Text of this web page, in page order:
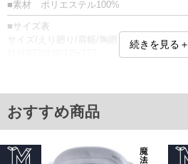
■素材 ポリエステル100%
■サイズ表
サイズ/えり廻り/肩幅/胸廻り/胴廻り/腰廻り
4L/47/57/145/143/145
5L/49/59/151/149/151
6L/51/61/157/155/157
8L/55/65/169/167/169
単位はcm
続きを見る＋
おすすめ商品